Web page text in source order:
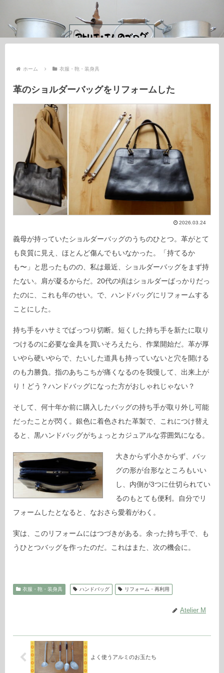
ホーム 衣服・鞄・装身具
革のショルダーバッグをリフォームした
2026.03.24
義母が持っていたショルダーバッグのうちのひとつ。革がとて
も良質に見え、ほとんど傷んでもいなかった。「持てるか
も〜」と思ったものの、私は最近、ショルダーバッグをまず持
たない。肩が凝るからだ。20代の頃はショルダーばっかりだっ
たのに、これも年のせい。で、ハンドバッグにリフォームする
ことにした。
持ち手をハサミでばっつり切断。短くした持ち手を新たに取り
つけるのに必要な金具を買いそろえたら、作業開始だ。革が厚
いやら硬いやらで、たいした道具も持っていないと穴を開ける
のも力勝負。指のあちこちが痛くなるのを我慢して、出来上が
り！どう？ハンドバッグになった方がおしゃれじゃない？
そして、何十年か前に購入したバッグの持ち手が取り外し可能
だったことが閃く。銀色に着色された革製で、これにつけ替え
ると、黒ハンドバッグがちょっとカジュアルな雰囲気になる。
大きからず小さからず、バッ
グの形が台形なところもいい
し、内側が3つに仕切られてい
るのもとても便利。自分でリ
フォームしたとなると、なおさら愛着がわく。
実は、このリフォームにはつづきがある。余った持ち手で、も
うひとつバッグを作ったのだ。これはまた、次の機会に。
衣服・鞄・装身具 ハンドバッグ リフォーム・再利用
Atelier M
よく使うアルミのお玉たち